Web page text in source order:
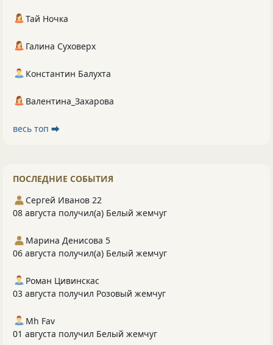
Тай Ночка
Галина Суховерх
Константин Балухта
Валентина_Захарова
весь топ ⮕
ПОСЛЕДНИЕ СОБЫТИЯ
Сергей Иванов 22
08 августа получил(а) Белый жемчуг
Марина Денисова 5
06 августа получил(а) Белый жемчуг
Роман Цивинскас
03 августа получил Розовый жемчуг
Mh Fav
01 августа получил Белый жемчуг